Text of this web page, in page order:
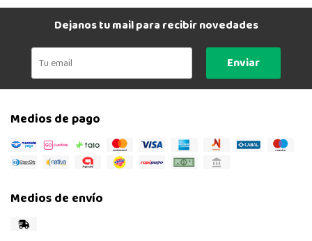
Dejanos tu mail para recibir novedades
Enviar
Medios de pago
Medios de envío